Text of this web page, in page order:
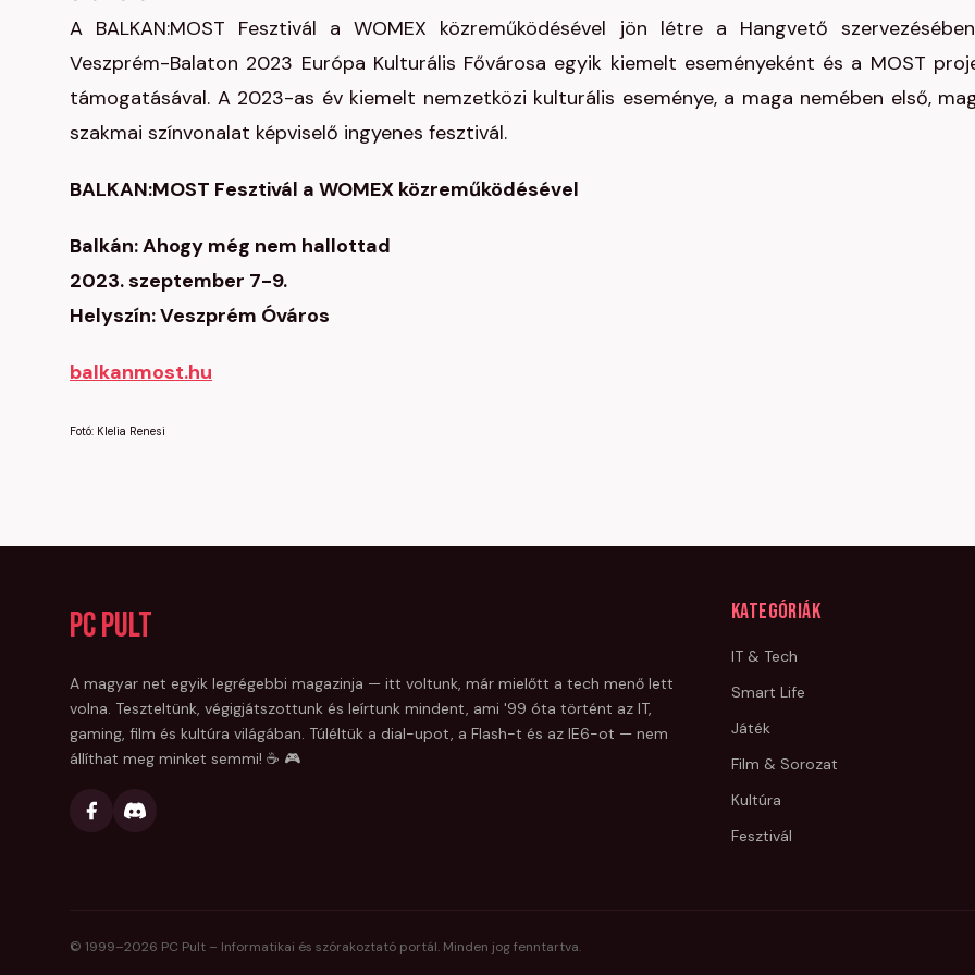
A BALKAN:MOST Fesztivál a WOMEX közreműködésével jön létre a Hangvető
Veszprém-Balaton 2023 Európa Kulturális Fővárosa egyik kiemelt eseményeként és a MOST
támogatásával. A 2023-as év kiemelt nemzetközi kulturális eseménye, a maga nemében első,
szakmai színvonalat képviselő ingyenes fesztivál.
BALKAN:MOST Fesztivál a WOMEX közreműködésével
Balkán: Ahogy még nem hallottad
2023. szeptember 7-9.
Helyszín: Veszprém Óváros
balkanmost.hu
Fotó: Klelia Renesi
PC Pult
A magyar net egyik legrégebbi magazinja — itt voltunk, már mielőtt a tech menő lett
volna. Teszteltünk, végigjátszottunk és leírtunk mindent, ami '99 óta történt az IT,
gaming, film és kultúra világában. Túléltük a dial-upot, a Flash-t és az IE6-ot — nem
állíthat meg minket semmi! ☕ 🎮
Kategóriák
IT & Tech
Smart Life
Játék
Film & Sorozat
Kultúra
Fesztivál
© 1999–2026 PC Pult – Informatikai és szórakoztató portál. Minden jog fenntartva.